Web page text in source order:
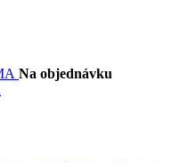
Na objednávku